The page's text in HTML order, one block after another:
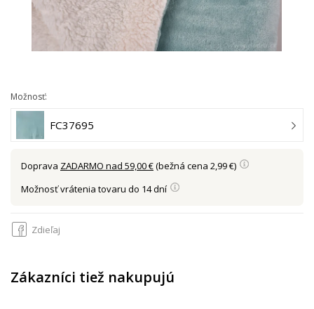
Možnosť:
FC37695
Doprava ZADARMO nad 59,00 €(bežná cena 2,99 €)
Možnosť vrátenia tovaru do 14 dní
Zdieľaj
Zákazníci tiež nakupujú